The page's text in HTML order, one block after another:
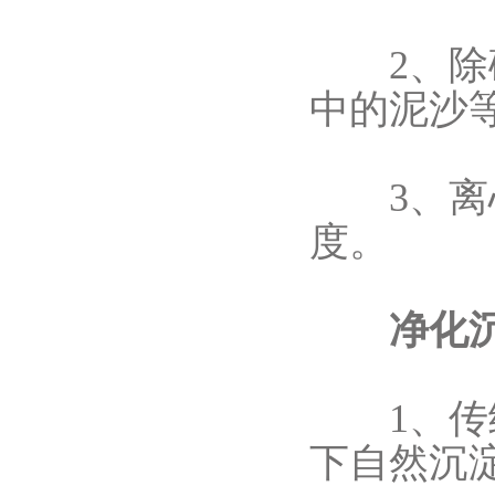
2、除砂
中的泥沙
3、离心
度。
净化沉
1、传统
下自然沉